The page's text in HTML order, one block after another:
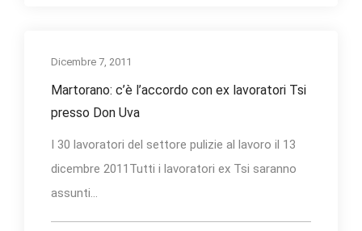
Dicembre 7, 2011
Martorano: c’è l’accordo con ex lavoratori Tsi
presso Don Uva
I 30 lavoratori del settore pulizie al lavoro il 13
dicembre 2011Tutti i lavoratori ex Tsi saranno
assunti...